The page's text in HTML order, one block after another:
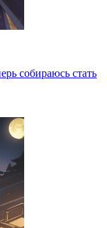
собираюсь стать